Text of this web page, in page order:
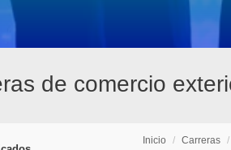
de comercio
Inicio / Carreras /